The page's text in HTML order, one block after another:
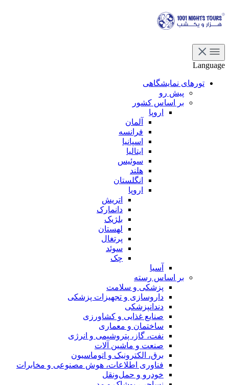
Language
تورهای نمایشگاهی
پیش رو
بر اساس کشور
اروپا
آلمان
فرانسه
اسپانیا
ایتالیا
سوئیس
هلند
انگلستان
اروپا
اتریش
دانمارک
بلژیک
لهستان
پرتغال
سوئد
چک
آسیا
بر اساس رسته
پزشکی و سلامت
داروسازی و تجهیزات پزشکی
دندانپزشکی
صنایع غذایی و کشاورزی
ساختمان و معماری
نفت، گاز، پتروشیمی و انرژی
صنعت و ماشین آلات
برق، الکترونیک و اتوماسیون
فناوری اطلاعات، هوش مصنوعی و مخابرات
خودرو و حمل‌و‌نقل